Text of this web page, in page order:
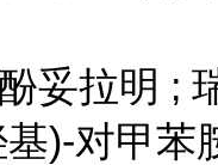
妥拉明 ;
)-对甲苯